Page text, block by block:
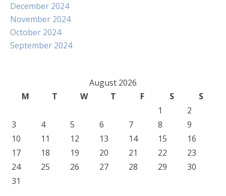
December 2024
November 2024
October 2024
September 2024
August 2026
M
T W T F S
S
1
2
3
4 5 6 7 8
9
10
11 12 13 14 15
16
17
18 19 20 21 22
23
24
25 26 27 28 29
30
31